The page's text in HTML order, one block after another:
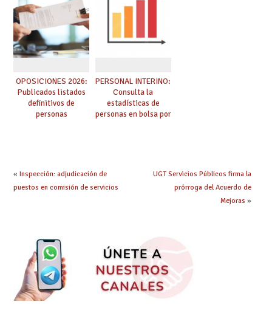
OPOSICIONES 2026:
Publicados listados
definitivos de
personas
PERSONAL INTERINO:
Consulta la
estadísticas de
personas en bolsa por
« Inspección: adjudicación de
puestos en comisión de servicios
UGT Servicios Públicos firma la
prórroga del Acuerdo de
Mejoras »